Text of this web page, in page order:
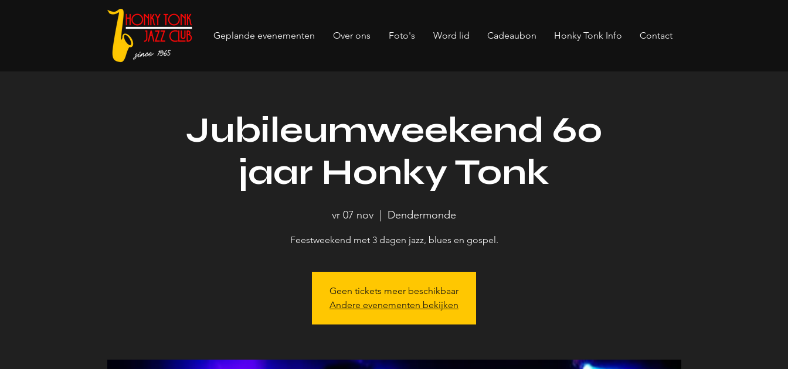
Geplande evenementen Over ons Foto's Word lid Cadeaubon Honky Tonk Info Contact
Jubileumweekend 60
jaar Honky Tonk
vr 07 nov Dendermonde
Feestweekend met 3 dagen jazz, blues en gospel.
Geen tickets meer beschikbaar
Andere evenementen bekijken